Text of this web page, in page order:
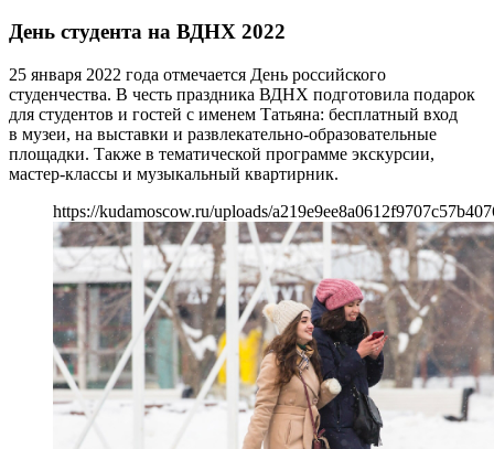
День студента на ВДНХ 2022
25 января 2022 года отмечается День российского
студенчества. В честь праздника ВДНХ подготовила подарок
для студентов и гостей с именем Татьяна: бесплатный вход
в музеи, на выставки и развлекательно-образовательные
площадки. Также в тематической программе экскурсии,
мастер-классы и музыкальный квартирник.
https://kudamoscow.ru/uploads/